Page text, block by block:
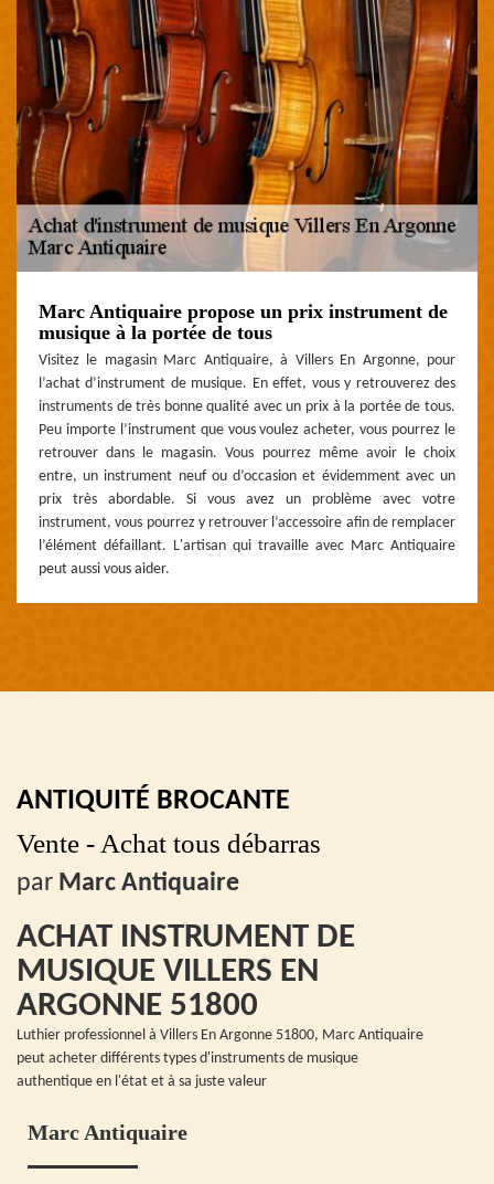
Marc Antiquaire propose un prix instrument de
musique à la portée de tous
Visitez le magasin Marc Antiquaire, à Villers En Argonne, pour
l’achat d’instrument de musique. En effet, vous y retrouverez des
instruments de très bonne qualité avec un prix à la portée de tous.
Peu importe l’instrument que vous voulez acheter, vous pourrez le
retrouver dans le magasin. Vous pourrez même avoir le choix
entre, un instrument neuf ou d’occasion et évidemment avec un
prix très abordable. Si vous avez un problème avec votre
instrument, vous pourrez y retrouver l’accessoire afin de remplacer
l’élément défaillant. L'artisan qui travaille avec Marc Antiquaire
peut aussi vous aider.
ANTIQUITÉ BROCANTE
Vente - Achat tous débarras
par Marc Antiquaire
ACHAT INSTRUMENT DE
MUSIQUE VILLERS EN
ARGONNE 51800
Luthier professionnel à Villers En Argonne 51800, Marc Antiquaire
peut acheter différents types d'instruments de musique
authentique en l'état et à sa juste valeur
Marc Antiquaire